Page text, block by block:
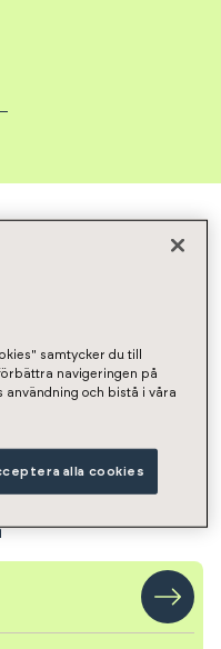
samtycker du till
navigeringen på
och bistå i våra
alla cookies